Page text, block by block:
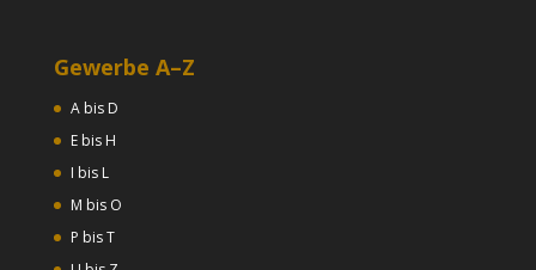
Gewerbe A–Z
A bis D
E bis H
I bis L
M bis O
P bis T